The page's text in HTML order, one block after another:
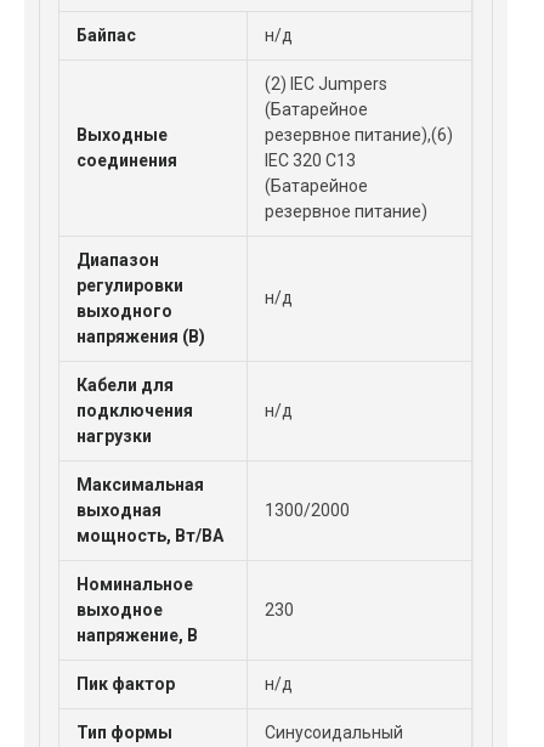
Байпас н/д
Выходные
соединения
(2) IEC Jumpers
(Батарейное
резервное питание),(6)
IEC 320 C13
(Батарейное
резервное питание)
Диапазон
регулировки
выходного
напряжения (В)
н/д
Кабели для
подключения
нагрузки
н/д
Максимальная
выходная
мощность, Вт/ВА
1300/2000
Номинальное
выходное
напряжение, В
230
Пик фактор н/д
Тип формы
Синусоидальный